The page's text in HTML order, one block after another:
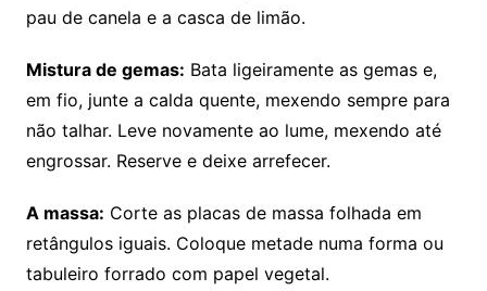
pau de canela e a casca de limão.
Mistura de gemas: Bata ligeiramente as gemas e,
em fio, junte a calda quente, mexendo sempre para
não talhar. Leve novamente ao lume, mexendo até
engrossar. Reserve e deixe arrefecer.
A massa: Corte as placas de massa folhada em
retângulos iguais. Coloque metade numa forma ou
tabuleiro forrado com papel vegetal.